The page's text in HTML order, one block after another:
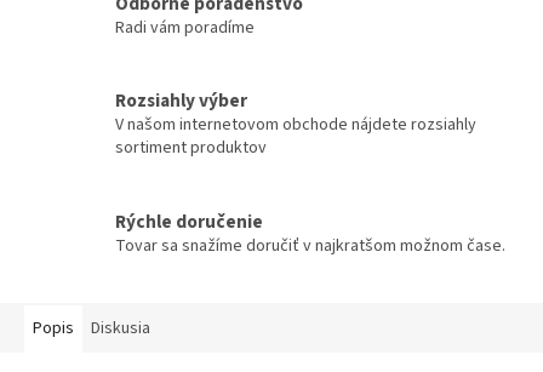
Radi vám poradíme
Rozsiahly výber
V našom internetovom obchode nájdete rozsiahly
sortiment produktov
Rýchle doručenie
Tovar sa snažíme doručiť v najkratšom možnom čase.
Popis Diskusia